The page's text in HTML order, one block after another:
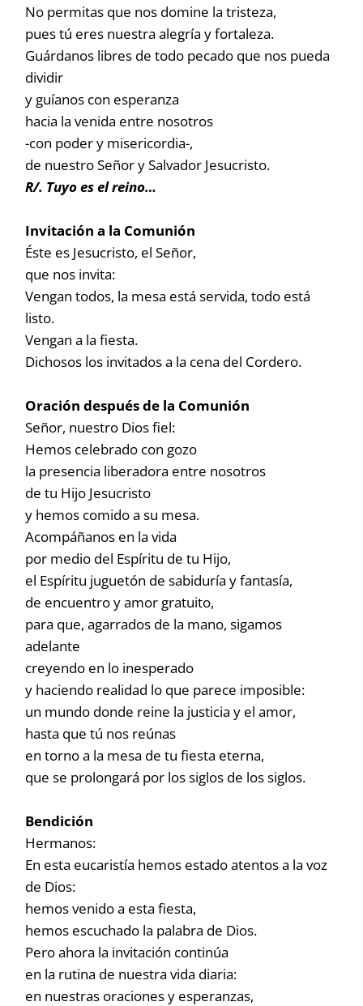
No permitas que nos domine la tristeza,
pues tú eres nuestra alegría y fortaleza.
Guárdanos libres de todo pecado que nos pueda
dividir
y guíanos con esperanza
hacia la venida entre nosotros
-con poder y misericordia-,
de nuestro Señor y Salvador Jesucristo.
R/. Tuyo es el reino…
Invitación a la Comunión
Éste es Jesucristo, el Señor,
que nos invita:
Vengan todos, la mesa está servida, todo está
listo.
Vengan a la fiesta.
Dichosos los invitados a la cena del Cordero.
Oración después de la Comunión
Señor, nuestro Dios fiel:
Hemos celebrado con gozo
la presencia liberadora entre nosotros
de tu Hijo Jesucristo
y hemos comido a su mesa.
Acompáñanos en la vida
por medio del Espíritu de tu Hijo,
el Espíritu juguetón de sabiduría y fantasía,
de encuentro y amor gratuito,
para que, agarrados de la mano, sigamos
adelante
creyendo en lo inesperado
y haciendo realidad lo que parece imposible:
un mundo donde reine la justicia y el amor,
hasta que tú nos reúnas
en torno a la mesa de tu fiesta eterna,
que se prolongará por los siglos de los siglos.
Bendición
Hermanos:
En esta eucaristía hemos estado atentos a la voz
de Dios:
hemos venido a esta fiesta,
hemos escuchado la palabra de Dios.
Pero ahora la invitación continúa
en la rutina de nuestra vida diaria:
en nuestras oraciones y esperanzas,